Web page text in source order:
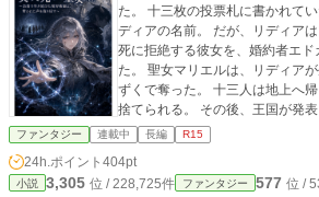
た。 十三枚の投票札に書かれていたのは、すべて境界術師リ
ディアの名前。 だが、リディアは自分へ投票していない。 必
死に拒絶する彼女を、婚約者エ
た。 聖女マリエルは、リディア
ずくで奪った。 十三人は地上へ帰り、リディアだけが奈落へ
捨てられる。 その後、王国が発表したのは、あまりにも美し
い嘘だった。 ――リディアは仲間を救うため、自ら笑って奈
落へ残った。 ――婚約者へ国民の
捧げた。 空の墓が造られ、リディアは「献身の聖女」として
祀られていく。 けれど、彼女は生きていた。 奈落で出会った
ファンタジー 連載中 長編 R15
24h.ポイント 404pt
小説 3,305 位 / 228,725件 ファンタジー 577 位 /